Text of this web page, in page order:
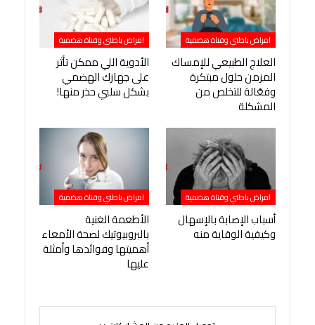
امراض باطني وقناة هضمية
العلاج الطبيعي للإمساك
المزمن حلول مبتكرة
وفعّالة للتخلص من
المشكلة
امراض باطني وقناة هضمية
الأدوية اللي ممكن تأثر
على جهازك الهضمي
بشكل سلبي حذر منها!
امراض باطني وقناة هضمية
أسباب الإصابة بالإسهال
وكيفية الوقاية منه
امراض باطني وقناة هضمية
الأطعمة الغنية
بالبروبيوتيك لصحة الأمعاء
أهميتها وفوائدها وأمثلة
عليها